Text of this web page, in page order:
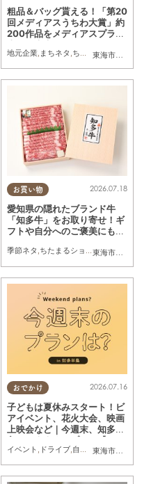
知多市,東浦町 ,半田市,常滑市,武豊町
イル掲載店, まとめ記事 家族,カップル
東海市大府市
粗品＆バッグ貰える！「第20
回メディアスうちわ大賞」約
200作品をメディアスプラザ
(木)～8/16(日)／ちたまる広
告
地元企業, まちネタ ,ちたまる広告
知多市,東浦町,阿久比町,半田市,常滑市
ドア,季節ネタ,ちたまるスタイル掲載店
お買い物
東海市
,大府市
2026.07.18
愛知県の隠れたブランド牛
「知多牛」をお取り寄せ！ギ
フトや自分へのご褒美にも／
季節ネタ ,ちたまるショッピング
知多市,東浦町 ,阿久比町 ,半田市,常滑市
ベント,まとめ記事
おでかけ
東海市
,大府市
2026.07.16
子どもは夏休みスタート！ビ
アイベント、花火大会、映画
上映会など｜今週末、知多半
島でおすすめのプラン【7/18
(土)・19(日)・20(月祝)】
イベント ドライブ, 自然 まちネタ